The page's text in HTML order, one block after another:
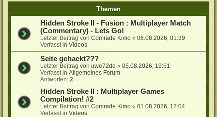
Themen
Hidden Stroke II - Fusion : Multiplayer Match
(Commentary) - Lets Go!
Letzter Beitrag vonComrade Kimo «06.08.2026, 01:39
Verfasst inVideos
Seite gehackt???
Letzter Beitrag vonuwe72dd «05.08.2026, 19:51
Verfasst inAllgemeines Forum
Antworten:2
Hidden Stroke II : Multiplayer Games
Compilation! #2
Letzter Beitrag vonComrade Kimo «01.08.2026, 17:04
Verfasst inVideos